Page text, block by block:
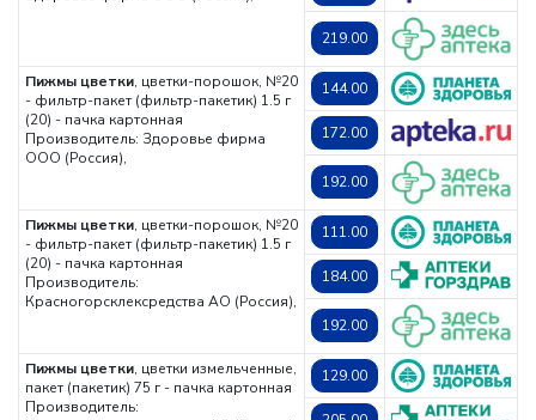
219.00
Пижмы цветки, цветки-порошок, №20
- фильтр-пакет (фильтр-пакетик) 1.5 г
(20) - пачка картонная
Производитель: Здоровье фирма
ООО (Россия),
144.00
172.00
192.00
Пижмы цветки, цветки-порошок, №20
- фильтр-пакет (фильтр-пакетик) 1.5 г
(20) - пачка картонная
Производитель:
Красногорсклексредства АО (Россия),
111.00
184.00
192.00
Пижмы цветки, цветки измельченные,
пакет (пакетик) 75 г - пачка картонная
Производитель:
129.00